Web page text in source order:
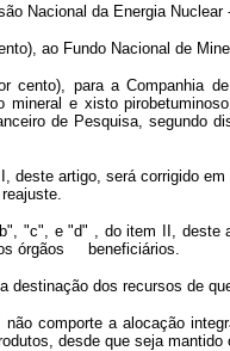
Nacional da Energia
ao Fundo Nacional de
cento), para a Companhia
mineral e xisto
de Pesquisa, segundo
deste artigo, será corrigido
"c", e "d" , do item II, deste
órgãos beneficiários.
destinação dos recursos de
comporte a alocação
desde que seja mantido